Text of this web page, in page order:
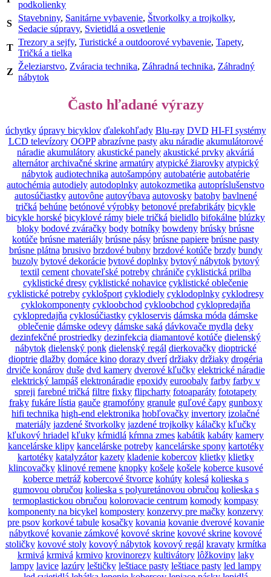
podkolienky
S
Stavebniny, Sanitárne vybavenie, Štvorkolky a trojkolky,
Sedacie súpravy, Svietidlá a osvetlenie
T
Trezory a sejfy, Turistické a outdoorové vybavenie, Tapety,
Tričká a tielka
Z
Železiarstvo, Zváracia technika, Záhradná technika, Záhradný
nábytok
Často hľadané výrazy
úchytky úpravy bicyklov ďalekohľady Blu-ray DVD HI-FI systémy
LCD televízory OOPP abrazívne pasty aku náradie akumulátorové
náradie akumulátory akustické panely akustické prvky akváriá
alternátor archivačné skrine armatúry atypické žiarovky atypický
nábytok audiotechnika autošampóny autobatérie autobatérie
autochémia autodiely autodoplnky autokozmetika autopríslušenstvo
autosúčiastky autovône autovýbava autovosky batohy bavlnené
tričká behúne betónové výrobky betonové prefabrikáty bicykle
bicykle horské bicyklové rámy biele tričká bielidlo bifokálne blúzky
bloky bodové zváračky body botníky bowdeny brúsky brúsne
kotúče brúsne materiály brúsne pásy brúsne papiere brúsne pasty
brúsne plátna brusivo brzdové bubny brzdové kotúče brzdy bundy
buzoly bytové dekorácie bytové doplnky bytový nábytok bytový
textil cement chovateľské potreby chrániče cyklistická prilba
cyklistické dresy cyklistické nohavice cyklistické oblečenie
cyklistické potreby cyklošport cyklodiely cyklodoplnky cyklodresy
cyklokomponenty cykloobchod cykloobchod cyklopredajňa
cyklopredajňa cyklosúčiastky cykloservis dámska móda dámske
oblečenie dámske odevy dámske saká dávkovače mydla deky
dezinfekčné prostriedky dezinfekcia diamantové kotúče dielenský
nábytok dielenský ponk dielenský regál dierkovačky dioptrické
dioptrie dlažby domáce kino dorazy dverí držiaky držiaky drogéria
drviče konárov duše dvd kamery dverové kľučky elektrické náradie
elektrický lampáš elektronáradie epoxidy euroobaly farby farby v
spreji farebné tričká filtre fixky flipcharty fotoaparáty fototapety
fraky fukáre lístia gauče gramofóny granule guľové čapy gunboxy
hifi technika high-end elektronika hobľovačky invertory izolačné
materiály jazdené štvorkolky jazdené trojkolky kálačky kľučky
kľukový hriadel kľuky kŕmidlá kŕmna zmes kabátik kabáty kamery
kancelárske klipy kancelárske potreby kancelárske spony kartotéky
kartotéky katalyzátor kazety kladenie kobercov klietky klietky
klincovačky klinové remene knopky košele košele koberce kusové
koberce metráž kobercové štvorce kohúty kolesá kolieska s
gumovou obručou kolieska s polyuretánovou obručou kolieska s
termoplastickou obručou kolorovacie centrum komody kompasy
komponenty na bicykel kompostery konzervy pre mačky konzervy
pre psov korkové tabule kosačky kovania kovanie dverové kovanie
nábytkové kovanie zámkové kovové skrine kovové skrine kovové
stoličky kovové stoly kovový nábytok kovový regál kravaty krmítka
krmivá krmivá krmivo krovinorezy kultivátory lôžkoviny laky
lampy lavice lazúry leštičky leštiace pasty leštiace pasty led lampy